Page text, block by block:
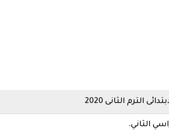
الثانى 2020
الثاني.